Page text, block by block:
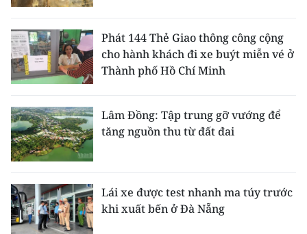
Phát 144 Thẻ Giao thông công cộng
cho hành khách đi xe buýt miễn vé ở
Thành phố Hồ Chí Minh
Lâm Đồng: Tập trung gỡ vướng để
tăng nguồn thu từ đất đai
Lái xe được test nhanh ma túy trước
khi xuất bến ở Đà Nẵng